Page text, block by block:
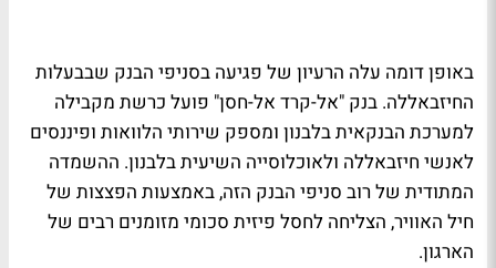
באופן דומה עלה הרעיון של פגיעה בסניפי הבנק שבבעלות
החיזבאללה. בנק "אל-קרד אל-חסן" פועל כרשת מקבילה
למערכת הבנקאית בלבנון ומספק שירותי הלוואות ופיננסים
לאנשי חיזבאללה ולאוכלוסייה השיעית בלבנון. ההשמדה
המתודית של רוב סניפי הבנק הזה, באמצעות הפצצות של
חיל האוויר, הצליחה לחסל פיזית סכומי מזומנים רבים של
הארגון.